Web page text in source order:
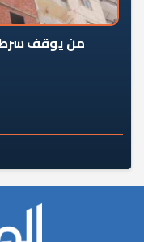
من يوقف